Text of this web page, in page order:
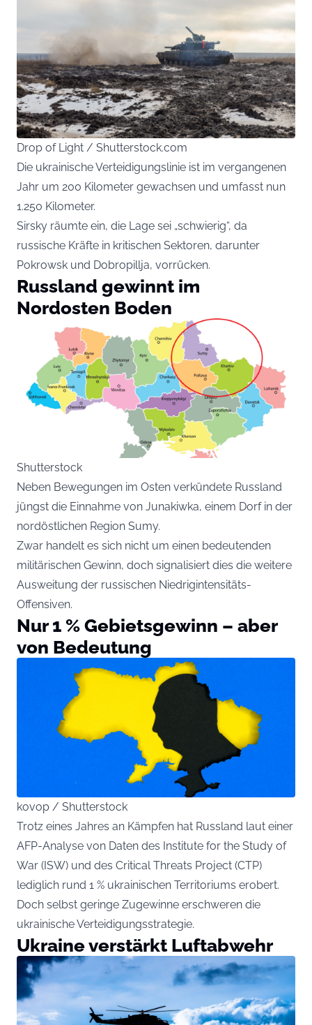
Drop of Light / Shutterstock.com
Die ukrainische Verteidigungslinie ist im vergangenen
Jahr um 200 Kilometer gewachsen und umfasst nun
1.250 Kilometer.
Sirsky räumte ein, die Lage sei „schwierig“, da
russische Kräfte in kritischen Sektoren, darunter
Pokrowsk und Dobropillja, vorrücken.
Russland gewinnt im
Nordosten Boden
Shutterstock
Neben Bewegungen im Osten verkündete Russland
jüngst die Einnahme von Junakiwka, einem Dorf in der
nordöstlichen Region Sumy.
Zwar handelt es sich nicht um einen bedeutenden
militärischen Gewinn, doch signalisiert dies die weitere
Ausweitung der russischen Niedrigintensitäts-
Offensiven.
Nur 1 % Gebietsgewinn – aber
von Bedeutung
kovop / Shutterstock
Trotz eines Jahres an Kämpfen hat Russland laut einer
AFP-Analyse von Daten des Institute for the Study of
War (ISW) und des Critical Threats Project (CTP)
lediglich rund 1 % ukrainischen Territoriums erobert.
Doch selbst geringe Zugewinne erschweren die
ukrainische Verteidigungsstrategie.
Ukraine verstärkt Luftabwehr